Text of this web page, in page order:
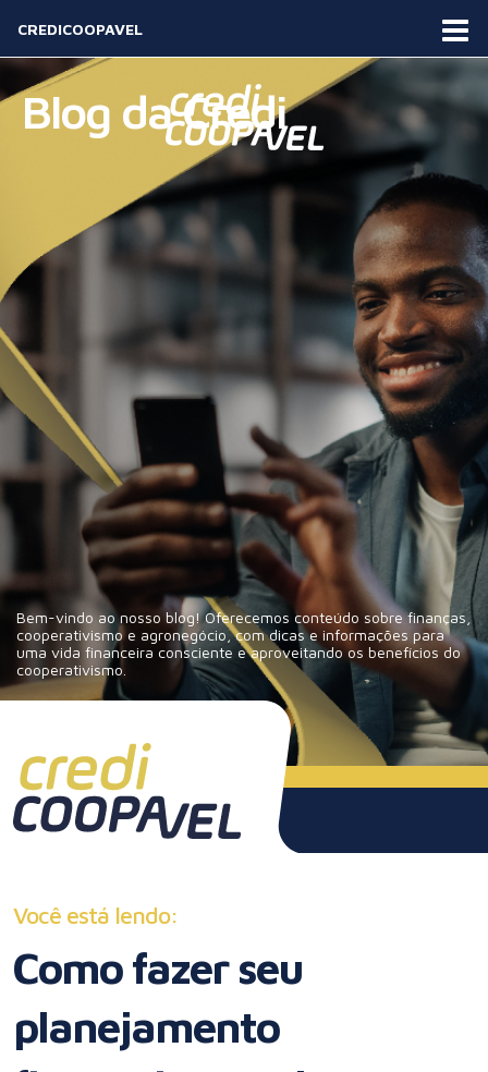
CREDICOOPAVEL
Blog da Credi
Bem-vindo ao nosso blog! Oferecemos conteúdo sobre finanças,
cooperativismo e agronegócio, com dicas e informações para
uma vida financeira consciente e aproveitando os benefícios do
cooperativismo.
Você está lendo:
Como fazer seu
planejamento